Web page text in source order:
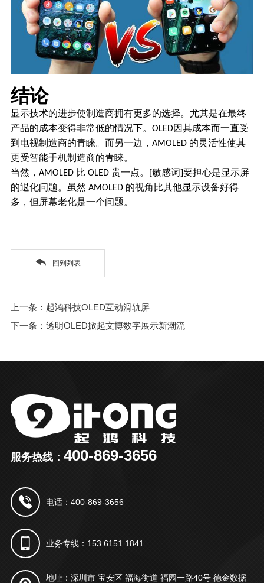
结论
显示技术的进步使制造商拥有更多的选择。尤其是在最终
产品的成本变得非常低的情况下。 OLED因其成本而一直受
到电视制造商的青睐。而另一边， AMOLED 的灵活性使其
更受智能手机制造商的青睐。
当然， AMOLED 比 OLED 贵一点。[敏感词]要担心是显示屏
的退化问题。虽然 AMOLED 的视角比其他显示设备好得
多，但屏幕老化是一个问题。
回到列表
上一条：起鸿科技OLED互动滑轨屏
下一条：透明OLED掀起文博数字展示新潮流
服务热线： 400-869-3656
电话：400-869-3656
业务专线：153 6151 1841
地址：深圳市 宝安区 福海街道 福园一路40号 德金数据